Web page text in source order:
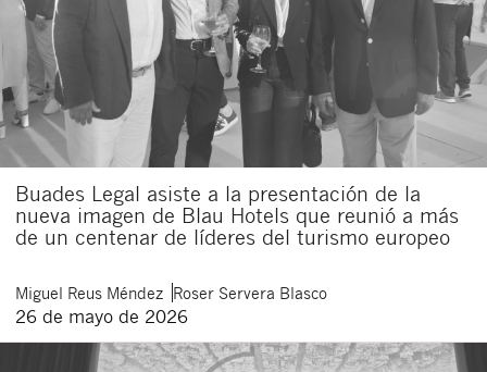
Buades Legal asiste a la presentación de la
nueva imagen de Blau Hotels que reunió a más
de un centenar de líderes del turismo europeo
Miguel Reus Méndez Roser Servera Blasco
26 de mayo de 2026